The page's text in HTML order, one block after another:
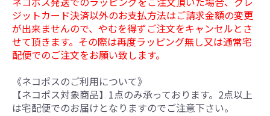
ジットカード決済以外のお支払方法はご請求金額の変更
が出来ませんので、やむを得ずご注文をキャンセルとさ
せて頂きます。その際は再度ラッピング無し又は通常宅
配便でのご注文をお願い致します。
《ネコポスのご利用について》
【ネコポス対象商品】1点のみ承っております。2点以上
は宅配便でのお届けとなりますのでご注意下さい。